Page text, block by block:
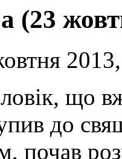
(23
що
до
почав